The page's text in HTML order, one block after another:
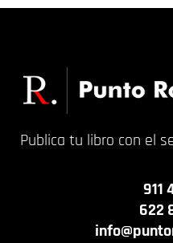
Publica tu libro con el
911
622